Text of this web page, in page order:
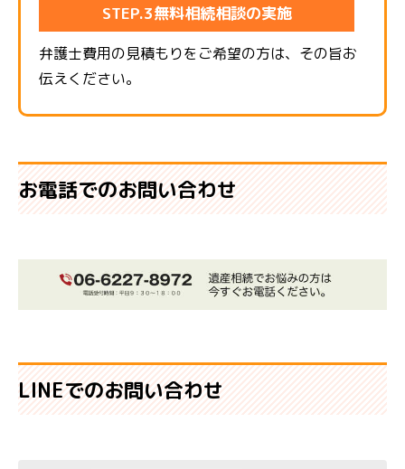
STEP.3無料相続相談の実施
弁護士費用の見積もりをご希望の方は、その旨お
伝えください。
お電話でのお問い合わせ
LINEでのお問い合わせ